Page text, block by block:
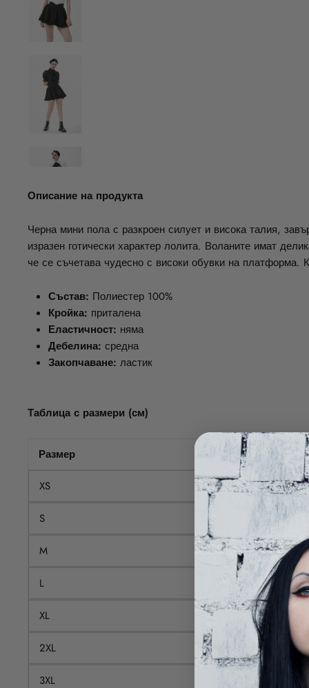
Описание на продукта
Черна мини пола с разкроен силует и висока талия,
изразен готически характер лолита. Воланите имат
че се съчетава чудесно с високи обувки на платформа.
Състав: Полиестер 100%
Кройка: приталена
Еластичност: няма
Дебелина: средна
Закопчаване: ластик
Таблица с размери (см)
Размер
XS
S
M
L
XL
2XL
3XL